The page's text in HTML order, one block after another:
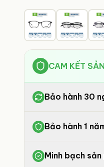
CAM KẾT
Bảo hành 30
Bảo hành 1
Minh bạch sản